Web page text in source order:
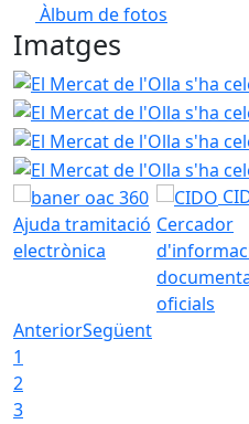
Àlbum de fotos
Imatges
El Mercat de l'Olla s'ha
Ajuda tramitació
electrònica
Cercador
oficials
AnteriorSegüent
1
2
3